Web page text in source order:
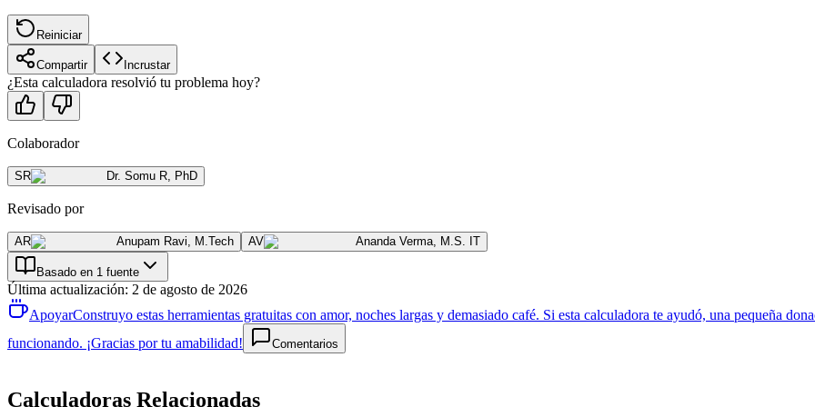
Reiniciar
Compartir Incrustar
¿Esta calculadora resolvió tu problema hoy?
Colaborador
SR Dr. Somu R, PhD
Revisado por
AR Anupam Ravi, M.Tech AV Ananda Verma, M.S. IT
Basado en 1 fuente
Última actualización: 2 de agosto de 2026
ApoyarConstruyo estas herramientas gratuitas con amor, noches largas y demasiado café. Si esta calculadora te ayudó, una pequeña
funcionando. ¡Gracias por tu amabilidad!
Comentarios
Calculadoras Relacionadas